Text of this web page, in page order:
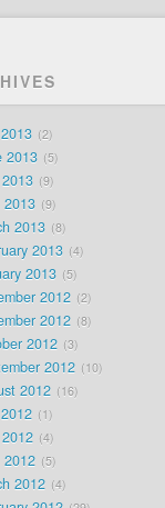
或者不使用媒体
文件中，你
的客户端无
2
2013 5
9
2013 9
2013 8
2013 4
2013 5
2012 2
2012 8
2012 3
2012 10
2012 16
1
4
2012 5
2012 4